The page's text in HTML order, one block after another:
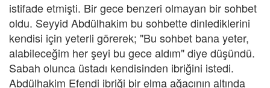
istifade etmişti. Bir gece benzeri olmayan bir sohbet
oldu. Seyyid Abdülhakim bu sohbette dinlediklerini
kendisi için yeterli görerek; "Bu sohbet bana yeter,
alabileceğim her şeyi bu gece aldım" diye düşündü.
Sabah olunca üstadı kendisinden ibriğini istedi.
Abdülhakim Efendi ibriği bir elma ağacının altında